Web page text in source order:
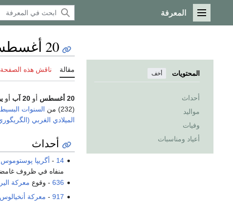
القائمة الرئيسية
المعرفة
المحتويات أخف
أحداث
مواليد
وفيات
أعياد ومناسبات
20 أغسطس
مقالة ناقش هذه الصفحة
20 أغسطس أو 20 آب أو يوم 20 \
(232) من
السنوات
الميلادي الغربي
أحداث
14
- أگريپا پوستوموس
منفاه في ظروف
636 - وقوع معركة
917
- معركة أنخيالوس